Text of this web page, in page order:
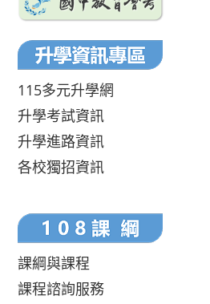
115多元升學網
升學考試資訊
升學進路資訊
各校獨招資訊
課綱與課程
課程諮詢服務